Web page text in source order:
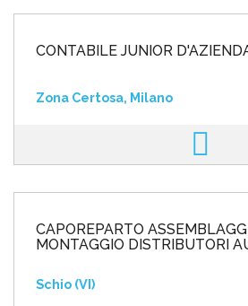
CONTABILE JUNIOR
Zona Certosa, Milano
CAPOREPARTO
MONTAGGIO DISTRIBUTORI
Schio (VI)